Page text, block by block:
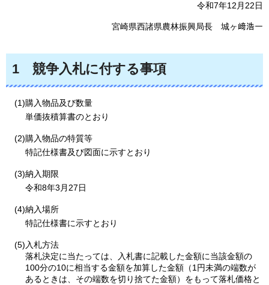
令和7年12月22日
宮崎県西諸県農林振興局長 城ヶ﨑浩一
1 競争入札に付する事項
(1)購入物品及び数量
単価抜積算書のとおり
(2)購入物品の特質等
特記仕様書及び図面に示すとおり
(3)納入期限
令和8年3月27日
(4)納入場所
特記仕様書に示すとおり
(5)入札方法
落札決定に当たっては、入札書に記載した金額に当該金額の
100分の10に相当する金額を加算した金額（1円未満の端数が
あるときは、その端数を切り捨てた金額）をもって落札価格と